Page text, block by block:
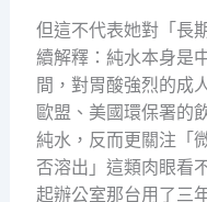
但這不代表她對「長
續解釋：純水本身是
間，對胃酸強烈的成
歐盟、美國環保署的
純水，反而更關注「
否溶出」這類肉眼看
起辦公室那台用了三